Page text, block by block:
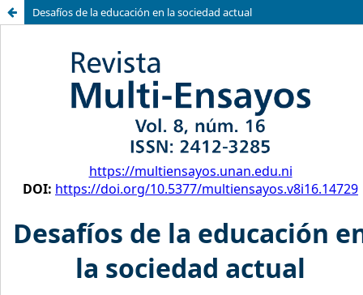
Desafíos de la educación en la sociedad actual